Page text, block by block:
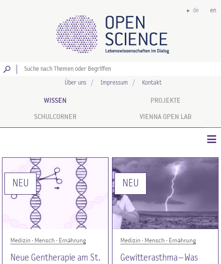
de en
Über uns Impressum Kontakt
WISSEN PROJEKTE
SCHULCORNER VIENNA OPEN LAB
Medizin - Mensch - Ernährung
Neue Gentherapie am St.
Medizin - Mensch - Ernährung
Gewitterasthma – Was